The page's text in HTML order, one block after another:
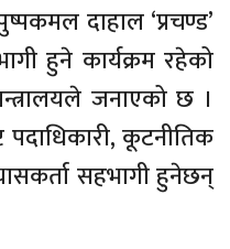
दाहाल ‘प्रचण्ड’
हुने कार्यक्रम रहेको
जनाएको छ ।
पदाधिकारी, कूटनीतिक
सहभागी हुनेछन्